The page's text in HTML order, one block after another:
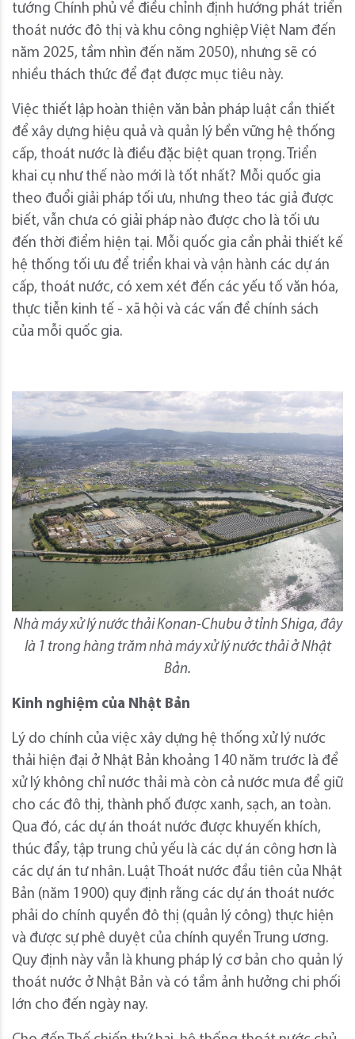
tướng Chính phủ về điều chỉnh định hướng phát triển
thoát nước đô thị và khu công nghiệp Việt Nam đến
năm 2025, tầm nhìn đến năm 2050), nhưng sẽ có
nhiều thách thức để đạt được mục tiêu này.
Việc thiết lập hoàn thiện văn bản pháp luật cần thiết
để xây dựng hiệu quả và quản lý bền vững hệ thống
cấp, thoát nước là điều đặc biệt quan trọng. Triển
khai cụ như thế nào mới là tốt nhất? Mỗi quốc gia
theo đuổi giải pháp tối ưu, nhưng theo tác giả được
biết, vẫn chưa có giải pháp nào được cho là tối ưu
đến thời điểm hiện tại. Mỗi quốc gia cần phải thiết kế
hệ thống tối ưu để triển khai và vận hành các dự án
cấp, thoát nước, có xem xét đến các yếu tố văn hóa,
thực tiễn kinh tế - xã hội và các vấn đề chính sách
của mỗi quốc gia.
Nhà máy xử lý nước thải Konan-Chubu ở tỉnh Shiga, đây
là 1 trong hàng trăm nhà máy xử lý nước thải ở Nhật
Bản.
Kinh nghiệm của Nhật Bản
Lý do chính của việc xây dựng hệ thống xử lý nước
thải hiện đại ở Nhật Bản khoảng 140 năm trước là để
xử lý không chỉ nước thải mà còn cả nước mưa để giữ
cho các đô thị, thành phố được xanh, sạch, an toàn.
Qua đó, các dự án thoát nước được khuyến khích,
thúc đẩy, tập trung chủ yếu là các dự án công hơn là
các dự án tư nhân. Luật Thoát nước đầu tiên của Nhật
Bản (năm 1900) quy định rằng các dự án thoát nước
phải do chính quyền đô thị (quản lý công) thực hiện
và được sự phê duyệt của chính quyền Trung ương.
Quy định này vẫn là khung pháp lý cơ bản cho quản lý
thoát nước ở Nhật Bản và có tầm ảnh hưởng chi phối
lớn cho đến ngày nay.